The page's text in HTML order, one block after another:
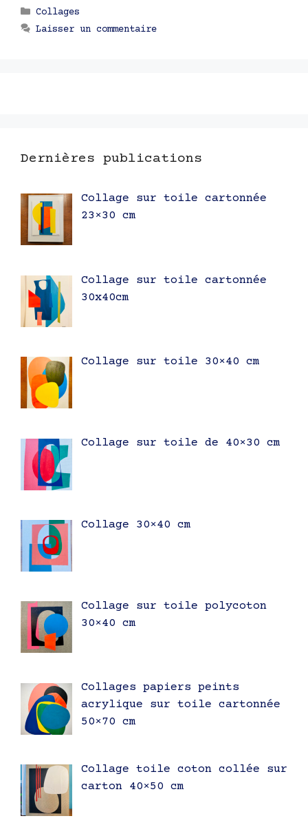
Catégories
Collages
Laisser un commentaire
Dernières publications
Collage sur toile cartonnée
23×30 cm
Collage sur toile cartonnée
30x40cm
Collage sur toile 30×40 cm
Collage sur toile de 40×30 cm
Collage 30×40 cm
Collage sur toile polycoton
30×40 cm
Collages papiers peints
acrylique sur toile cartonnée
50×70 cm
Collage toile coton collée sur
carton 40×50 cm